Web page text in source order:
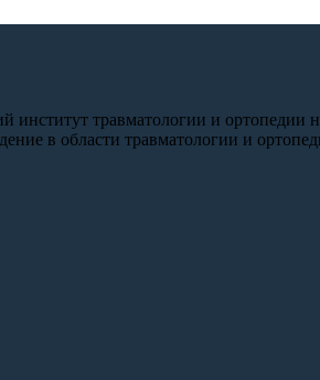
институт травматологии и
в области травматологии и